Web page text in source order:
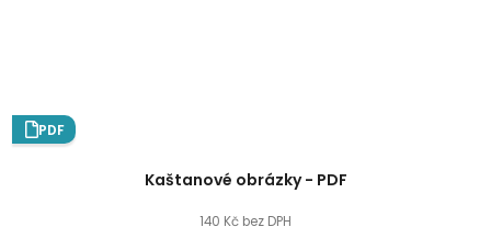
PDF
Kaštanové obrázky - PDF
140 Kč bez DPH